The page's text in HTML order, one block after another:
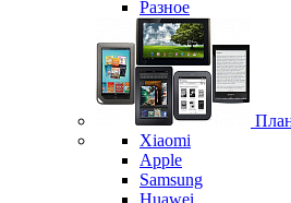
Разное
Xiaomi
Apple
Samsung
Huawei